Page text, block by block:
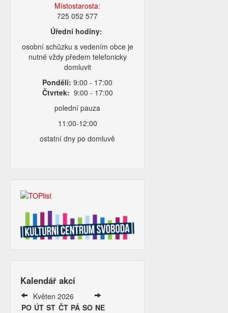
Místostarosta:
725 052 577
Úřední hodiny:
osobní schůzku s vedením obce je
nutné vždy předem telefonicky
domluvit
Pondělí: 9:00 - 17:00
Čtvrtek: 9:00 - 17:00
polední pauza
11:00-12:00
ostatní dny po domluvě
Kalendář akcí
Květen 2026
PO ÚT ST ČT PÁ SO NE